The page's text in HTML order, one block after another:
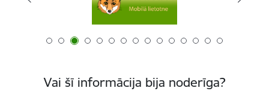
Vai šī informācija bija noderīga?